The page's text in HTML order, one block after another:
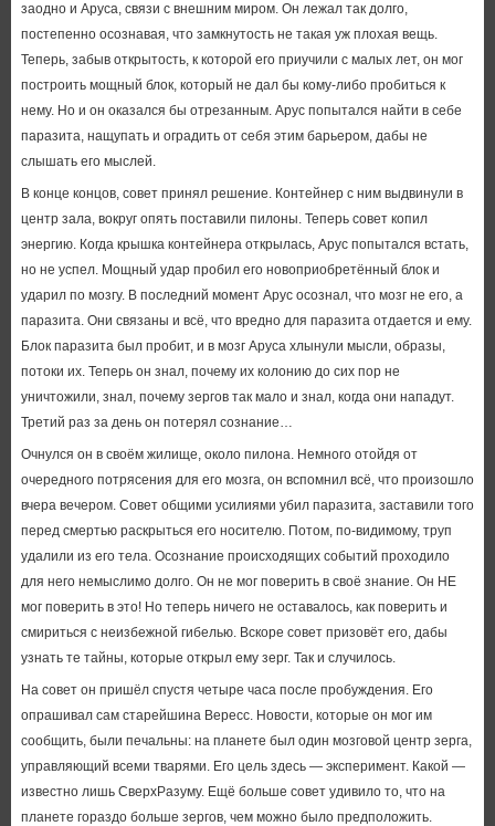
заодно и Аруса, связи с внешним миром. Он лежал так долго,
постепенно осознавая, что замкнутость не такая уж плохая вещь.
Теперь, забыв открытость, к которой его приучили с малых лет, он мог
построить мощный блок, который не дал бы кому-либо пробиться к
нему. Но и он оказался бы отрезанным. Арус попытался найти в себе
паразита, нащупать и оградить от себя этим барьером, дабы не
слышать его мыслей.
В конце концов, совет принял решение. Контейнер с ним выдвинули в
центр зала, вокруг опять поставили пилоны. Теперь совет копил
энергию. Когда крышка контейнера открылась, Арус попытался встать,
но не успел. Мощный удар пробил его новоприобретённый блок и
ударил по мозгу. В последний момент Арус осознал, что мозг не его, а
паразита. Они связаны и всё, что вредно для паразита отдается и ему.
Блок паразита был пробит, и в мозг Аруса хлынули мысли, образы,
потоки их. Теперь он знал, почему их колонию до сих пор не
уничтожили, знал, почему зергов так мало и знал, когда они нападут.
Третий раз за день он потерял сознание…
Очнулся он в своём жилище, около пилона. Немного отойдя от
очередного потрясения для его мозга, он вспомнил всё, что произошло
вчера вечером. Совет общими усилиями убил паразита, заставили того
перед смертью раскрыться его носителю. Потом, по-видимому, труп
удалили из его тела. Осознание происходящих событий проходило
для него немыслимо долго. Он не мог поверить в своё знание. Он НЕ
мог поверить в это! Но теперь ничего не оставалось, как поверить и
смириться с неизбежной гибелью. Вскоре совет призовёт его, дабы
узнать те тайны, которые открыл ему зерг. Так и случилось.
На совет он пришёл спустя четыре часа после пробуждения. Его
опрашивал сам старейшина Вересс. Новости, которые он мог им
сообщить, были печальны: на планете был один мозговой центр зерга,
управляющий всеми тварями. Его цель здесь — эксперимент. Какой —
известно лишь СверхРазуму. Ещё больше совет удивило то, что на
планете гораздо больше зергов, чем можно было предположить.